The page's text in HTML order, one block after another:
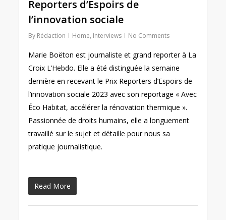
Reporters d’Espoirs de
l’innovation sociale
By Rédaction Home, Interviews No Comments
Marie Boëton est journaliste et grand reporter à La
Croix L’Hebdo. Elle a été distinguée la semaine
dernière en recevant le Prix Reporters d’Espoirs de
l’innovation sociale 2023 avec son reportage « Avec
Éco Habitat, accélérer la rénovation thermique ».
Passionnée de droits humains, elle a longuement
travaillé sur le sujet et détaille pour nous sa
pratique journalistique.
Read More